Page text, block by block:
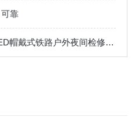
靠
IW5133B微型强光头灯LED帽戴式铁路户外夜间检修巡检充电头灯